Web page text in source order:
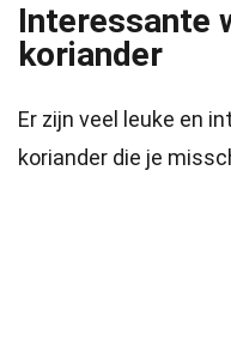
Interessante
koriander
Er zijn veel leuke en
koriander die je